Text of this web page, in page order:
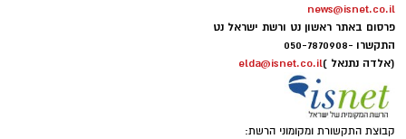
news@isnet.co.il
פרסום באתר ראשון נט ורשת ישראל נט
התקשרו -050-7870908
(אלדה נתנאל )elda@isnet.co.il
קבוצת התקשורת ומקומוני הרשת: